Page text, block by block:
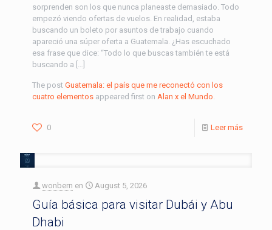
sorprenden son los que nunca planeaste demasiado. Todo
empezó viendo ofertas de vuelos. En realidad, estaba
buscando un boleto por asuntos de trabajo cuando
apareció una súper oferta a Guatemala. ¿Has escuchado
esa frase que dice: “Todo lo que buscas también te está
buscando a […]
The post Guatemala: el país que me reconectó con los
cuatro elementos appeared first on Alan x el Mundo
0 Leer más
wonbern en August 5, 2026
Guía básica para visitar Dubái y Abu
Dhabi